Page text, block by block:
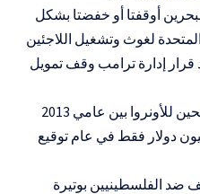
أوقفتا أو خفضتا بشكل
لغوث وتشغيل اللاجئين
قرار إدارة ترامب وقف تمويل
وكانت الإمارات من بين أكبر المانحين للأونروا بين عامي 2013
دولار فقط في عام توقيع
ضد الفلسطينيين بوتيرة